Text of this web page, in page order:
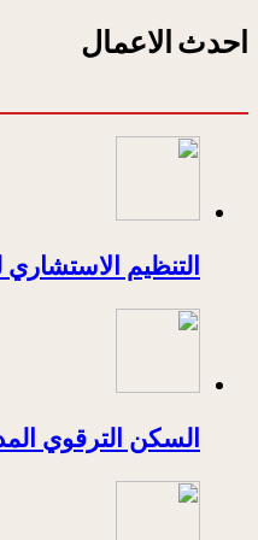
احدث الاعمال
التنظيم
السكن الترقوي